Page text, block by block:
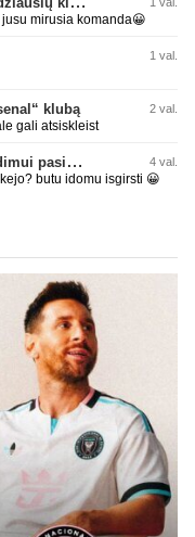
mirusia komanda😀
1 val.
klubą 2 val.
gali atsiskleist
Paaiškėjo, kas turėjo įtakos Rodri sprendimui pasirinkti Barselonos pusę 4 val.
butu idomu isgirsti 😀